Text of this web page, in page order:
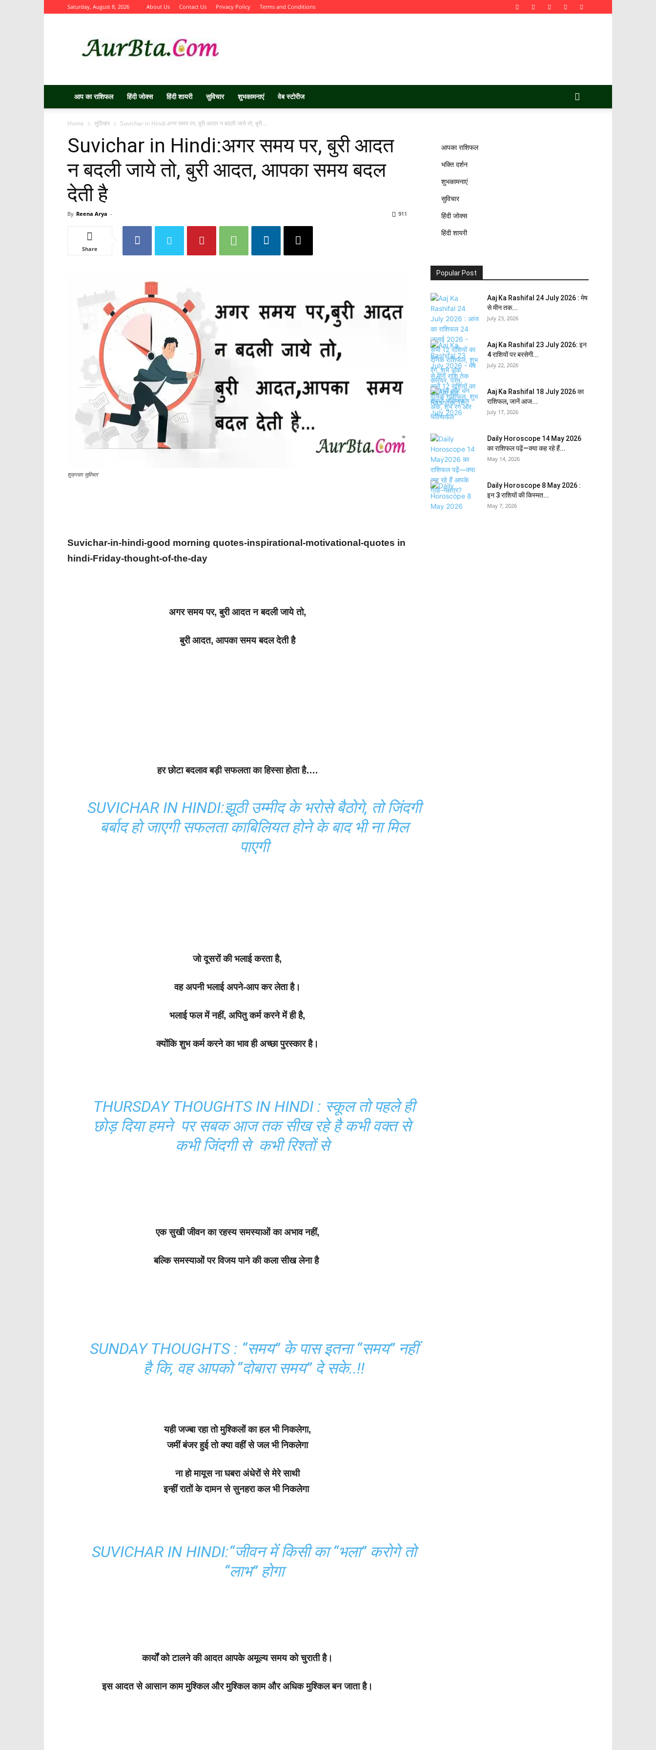
Saturday, August 8, 2026 About Us Contact Us Privacy Policy Terms and Conditions
आप का राशिफल हिंदी जोक्स हिंदी शायरी सुविचार शुभकामनाएं वेब स्टोरीज
Home सुविचार Suvichar in Hindi:अगर समय पर, बुरी आदत न बदली जाये तो, बुरी...
Suvichar in Hindi:अगर समय पर, बुरी आदत
न बदली जाये तो, बुरी आदत, आपका समय बदल
देती है
By Reena Arya - 911
Share
शुक्रवार सुविचार
Suvichar-in-hindi-good morning quotes-inspirational-motivational-quotes in
hindi-Friday-thought-of-the-day
अगर समय पर, बुरी आदत न बदली जाये तो,
बुरी आदत, आपका समय बदल देती है
हर छोटा बदलाव बड़ी सफलता का हिस्सा होता है….
SUVICHAR IN HINDI:झूठी उम्मीद के भरोसे बैठोगे, तो जिंदगी
बर्बाद हो जाएगी सफलता काबिलियत होने के बाद भी ना मिल
पाएगी
जो दूसरों की भलाई करता है,
वह अपनी भलाई अपने-आप कर लेता है।
भलाई फल में नहीं, अपितु कर्म करने में ही है,
क्योंकि शुभ कर्म करने का भाव ही अच्छा पुरस्कार है।
THURSDAY THOUGHTS IN HINDI : स्कूल तो पहले ही
छोड़ दिया हमने पर सबक आज तक सीख रहे है कभी वक्त से
कभी जिंदगी से कभी रिश्तों से
एक सुखी जीवन का रहस्य समस्याओं का अभाव नहीं,
बल्कि समस्याओं पर विजय पाने की कला सीख लेना है
SUNDAY THOUGHTS : “समय” के पास इतना “समय” नहीं
है कि, वह आपको “दोबारा समय” दे सके..!!
यही जज्बा रहा तो मुश्किलों का हल भी निकलेगा,
जमीं बंजर हुई तो क्या वहीं से जल भी निकलेगा
ना हो मायूस ना घबरा अंधेरों से मेरे साथी
इन्हीं रातों के दामन से सुनहरा कल भी निकलेगा
SUVICHAR IN HINDI:“जीवन में किसी का “भला” करोगे तो
“लाभ” होगा
कार्यों को टालने की आदत आपके अमूल्य समय को चुराती है।
इस आदत से आसान काम मुश्किल और मुश्किल काम और अधिक मुश्किल बन जाता है।
आपका राशिफल
भक्ति दर्शन
शुभकामनाएं
सुविचार
हिंदी जोक्स
हिंदी शायरी
Popular Post
Aaj Ka Rashifal 24 July 2026 : मेष
से मीन तक...
July 23, 2026
Aaj Ka Rashifal 23 July 2026: इन
4 राशियों पर बरसेगी...
July 22, 2026
Aaj Ka Rashifal 18 July 2026 का
राशिफल, जानें आज...
July 17, 2026
Daily Horoscope 14 May 2026
का राशिफल पढ़ें—क्या कह रहे हैं...
May 14, 2026
Daily Horoscope 8 May 2026 :
इन 3 राशियों की किस्मत...
May 7, 2026